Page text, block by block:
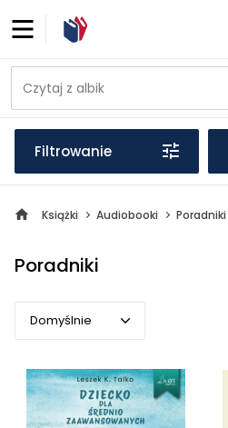
Filtrowanie
Książki Audiobooki Poradniki
Poradniki
Domyślnie
Domyślnie
Popularne